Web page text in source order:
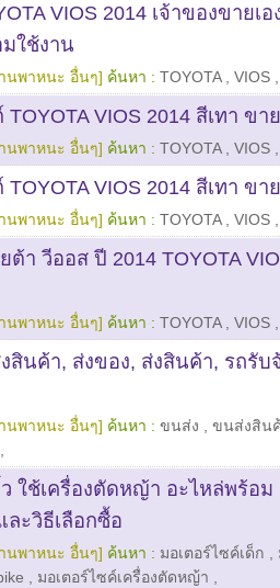
VIOS 2014 เจ้าของขายเอ
ใช้งาน
นพาหนะ อื่นๆ] ค้นหา : TOYOTA, VIOS
VIOS 2014 สีเทา ขา
นพาหนะ อื่นๆ] ค้นหา : TOYOTA, VIOS
VIOS 2014 สีเทา ขา
นพาหนะ อื่นๆ] ค้นหา : TOYOTA, VIOS
ต้า วีออส ปี 2014 TOYOTA
นพาหนะ อื่นๆ] ค้นหา : TOYOTA, VIOS
นค้า, ส่งของ, ส่งสินค้า, รถรับ
นพาหนะ อื่นๆ] ค้นหา : ขนส่ง
ขนส่งสิน
ใช้เครื่องตัดหญ้า อะไหล่พร้อม
ะวิธีเลือกซื้อ
นพาหนะ อื่นๆ] ค้นหา : มอเตอร์ไซค์เด็ก
มอเตอร์ไซค์เครื่องตัดหญ้า